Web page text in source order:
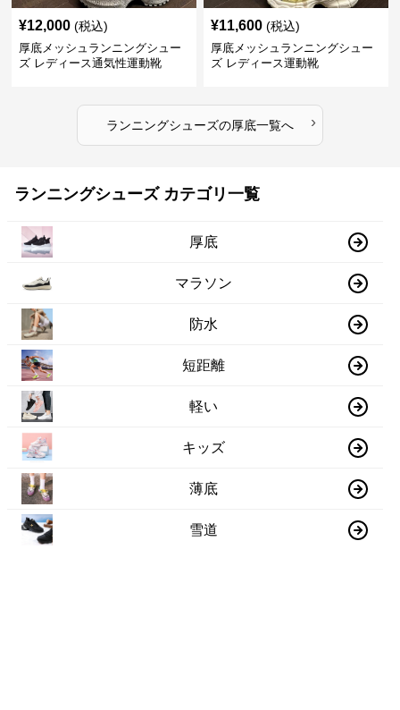
¥12,000 (税込)
厚底メッシュランニングシュー
ズ レディース通気性運動靴
¥11,600 (税込)
厚底メッシュランニングシュー
ズ レディース運動靴
ランニングシューズの厚底一覧へ ›
ランニングシューズ カテゴリ一覧
厚底
マラソン
防水
短距離
軽い
キッズ
薄底
雪道